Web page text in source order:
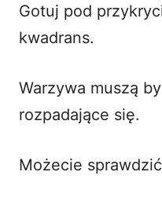
Gotuj pod
kwadrans.
Warzywa muszą
rozpadające się.
Możecie